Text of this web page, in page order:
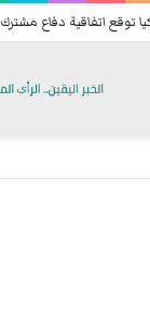
توقع اتفاقية دفاع مشترك